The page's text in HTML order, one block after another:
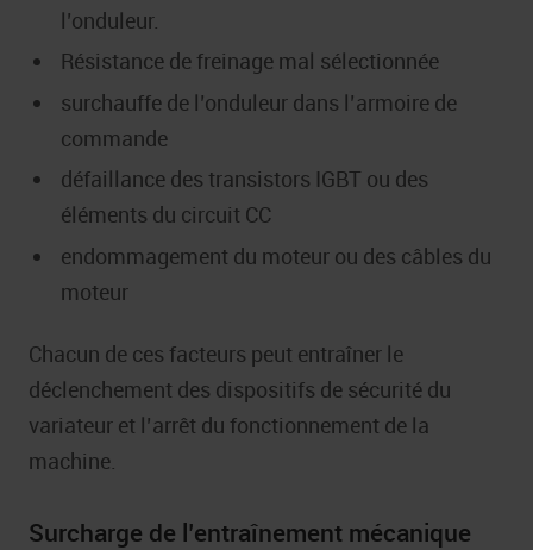
l’onduleur.
Résistance de freinage mal sélectionnée
surchauffe de l’onduleur dans l’armoire de
commande
défaillance des transistors IGBT ou des
éléments du circuit CC
endommagement du moteur ou des câbles du
moteur
Chacun de ces facteurs peut entraîner le
déclenchement des dispositifs de sécurité du
variateur et l’arrêt du fonctionnement de la
machine.
Surcharge de l’entraînement mécanique